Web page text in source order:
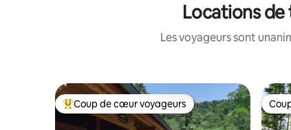
Locations
Les voyageurs sont
Coups de cœur voyageurs les plus appréciés
Coup de cœur voyageurs